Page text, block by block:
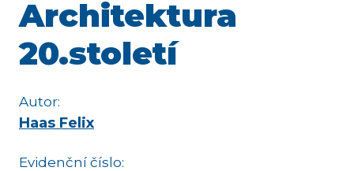
Architektura
20.století
Autor:
Haas Felix
Evidenční číslo: